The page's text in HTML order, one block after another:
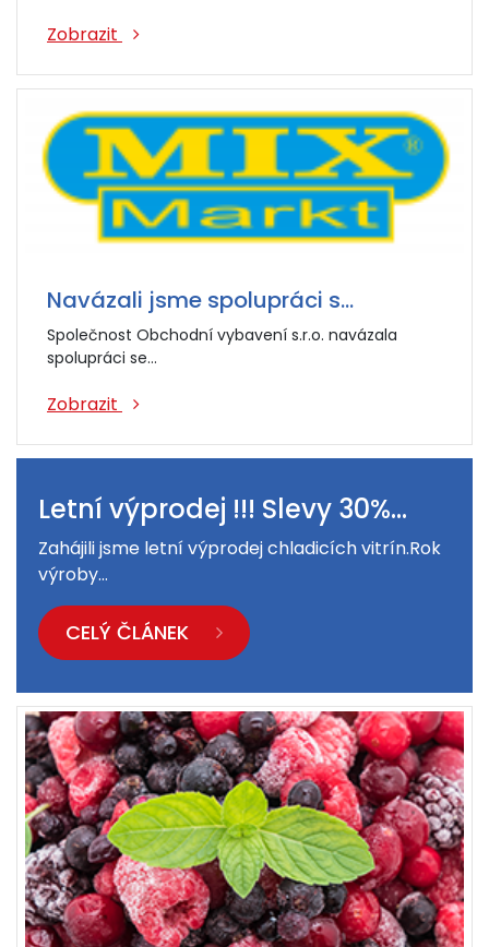
Zobrazit
Navázali jsme spolupráci s…
Společnost Obchodní vybavení s.r.o. navázala
spolupráci se…
Zobrazit
Letní výprodej !!! Slevy 30%…
Zahájili jsme letní výprodej chladicích vitrín.Rok
výroby…
CELÝ ČLÁNEK